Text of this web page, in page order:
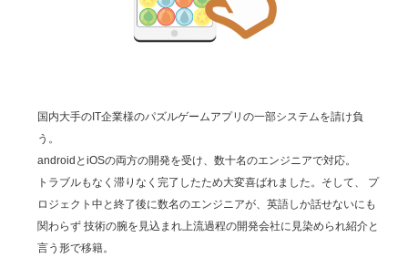
国内大手のIT企業様のパズルゲームアプリの一部システムを請け負
う。
androidとiOSの両方の開発を受け、数十名のエンジニアで対応。
トラブルもなく滞りなく完了したため大変喜ばれました。そして、 プ
ロジェクト中と終了後に数名のエンジニアが、英語しか話せないにも
関わらず 技術の腕を見込まれ上流過程の開発会社に見染められ紹介と
言う形で移籍。